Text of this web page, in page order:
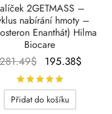
2GETMASS –
nabírání hmoty –
Enanthát) Hilma
Biocare
$ Původní
cena
byla:
281.49$.
195.38$
Přidat do košíku